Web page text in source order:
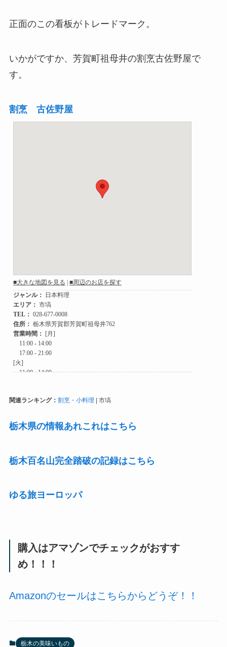
正面のこの看板がトレードマーク。
いかがですか、芳賀町祖母井の割烹古佐野屋で
す。
割烹 古佐野屋
関連ランキング： 割烹・小料理 | 市塙
栃木県の情報あれこれはこちら
栃木百名山完全踏破の記録はこちら
ゆる旅ヨーロッパ
購入はアマゾンでチェックがおすす
め！！！
Amazonのセールはこちらからどうぞ！！
栃木の美味いもの